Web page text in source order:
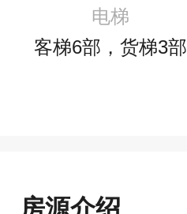
电梯
客梯6部，货梯3部
房源介绍